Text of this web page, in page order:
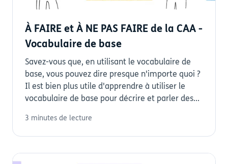
À FAIRE et À NE PAS FAIRE de la CAA -
Vocabulaire de base
Savez-vous que, en utilisant le vocabulaire de
base, vous pouvez dire presque n'importe quoi ?
Il est bien plus utile d'apprendre à utiliser le
vocabulaire de base pour décrire et parler des...
3 minutes de lecture